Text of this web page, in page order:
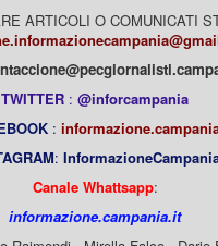
ARTICOLI O COMUNICATI
TWITTER : @inforcampania
:
:
Canale Whattsapp:
informazione.campania.it